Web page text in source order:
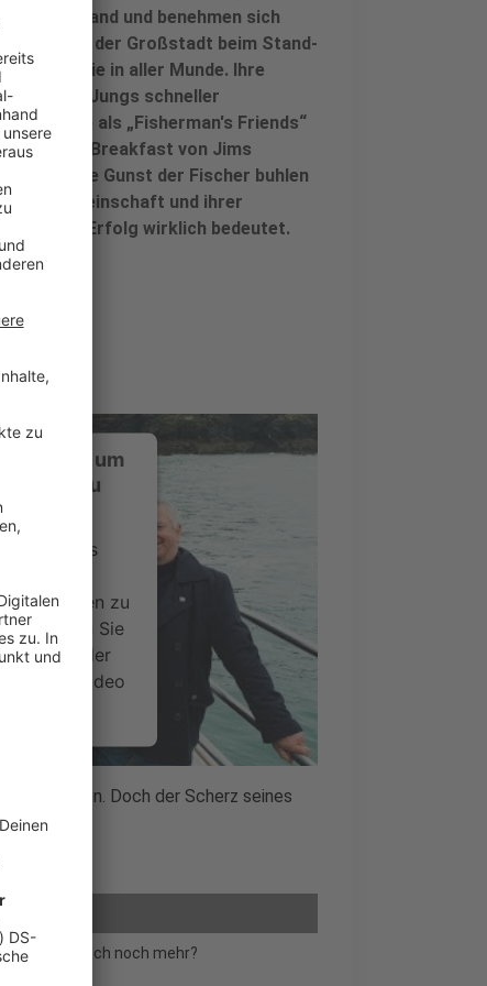
dem Land und benehmen sich
aus der Großstadt beim Stand-
sind sie in aller Munde. Ihre
die Jungs schneller
geben sie als „Fisherman's Friends“
im Bed & Breakfast von Jims
um die Gunst der Fischer buhlen
und ihrer
was Erfolg wirklich bedeutet.
um
zu
eines
kann Daten zu
lesen Sie
Sie der
dieses Video
rausbringen. Doch der Scherz seines
gibt es doch noch mehr?